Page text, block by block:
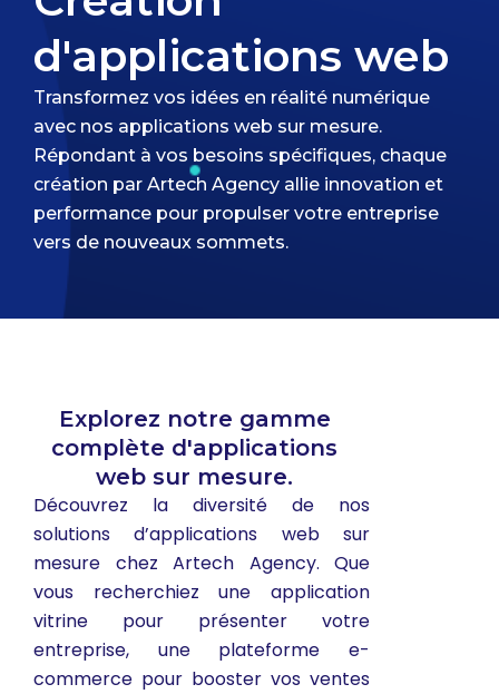
d'applications web
Transformez vos idées en réalité numérique
avec nos applications web sur mesure.
Répondant à vos besoins spécifiques, chaque
création par Artech Agency allie innovation et
performance pour propulser votre entreprise
vers de nouveaux sommets.
Explorez notre gamme
complète d'applications
web sur mesure.
Découvrez la diversité de nos
solutions d’applications web sur
mesure chez Artech Agency. Que
vous recherchiez une application
vitrine pour présenter votre
entreprise, une plateforme e-
commerce pour booster vos ventes